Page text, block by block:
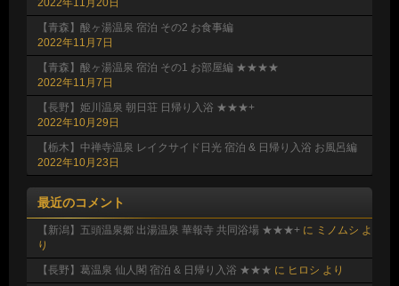
【青森】酸ヶ湯温泉 宿泊 その2 お食事編
2022年11月7日
【青森】酸ヶ湯温泉 宿泊 その1 お部屋編 ★★★★
2022年11月7日
【長野】姫川温泉 朝日荘 日帰り入浴 ★★★+
2022年10月29日
【栃木】中禅寺温泉 レイクサイド日光 宿泊 & 日帰り入浴 お風呂編
2022年10月23日
最近のコメント
【新潟】五頭温泉郷 出湯温泉 華報寺 共同浴場 ★★★+ に ミノムシ よ
り
【長野】葛温泉 仙人閣 宿泊 & 日帰り入浴 ★★★ に ヒロシ より